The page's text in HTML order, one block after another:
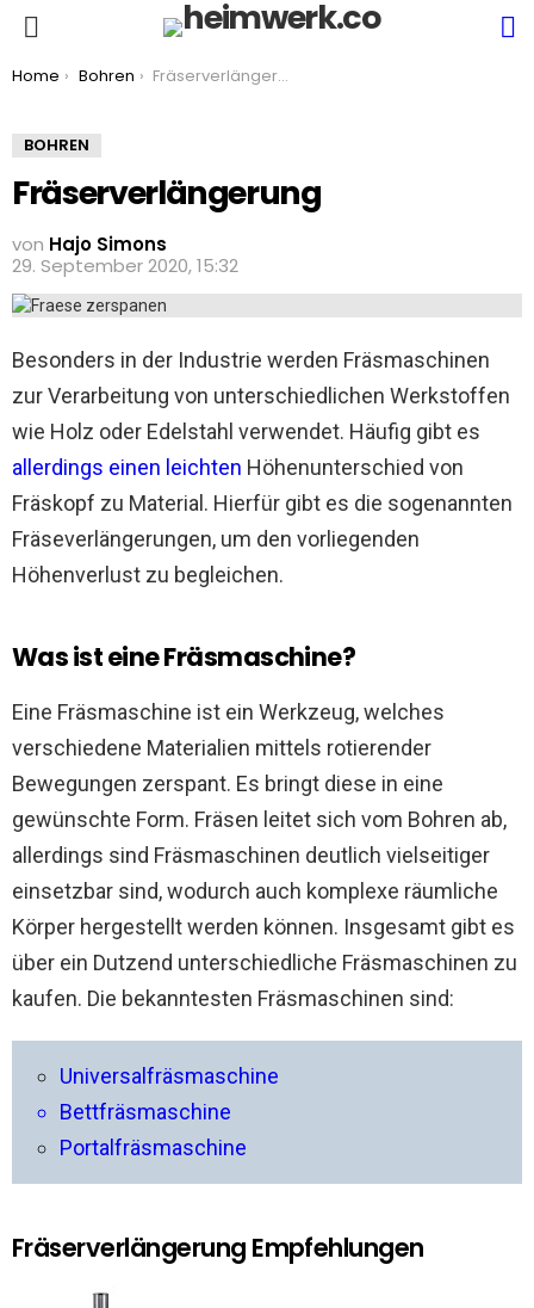
You are here:
Home Bohren Fräserverlängerung
BOHREN
Fräserverlängerung
von Hajo Simons
29. September 2020, 15:32
Besonders in der Industrie werden Fräsmaschinen
zur Verarbeitung von unterschiedlichen Werkstoffen
wie Holz oder Edelstahl verwendet. Häufig gibt es
allerdings einen leichten Höhenunterschied von
Fräskopf zu Material. Hierfür gibt es die sogenannten
Fräseverlängerungen, um den vorliegenden
Höhenverlust zu begleichen.
Was ist eine Fräsmaschine?
Eine Fräsmaschine ist ein Werkzeug, welches
verschiedene Materialien mittels rotierender
Bewegungen zerspant. Es bringt diese in eine
gewünschte Form. Fräsen leitet sich vom Bohren ab,
allerdings sind Fräsmaschinen deutlich vielseitiger
einsetzbar sind, wodurch auch komplexe räumliche
Körper hergestellt werden können. Insgesamt gibt es
über ein Dutzend unterschiedliche Fräsmaschinen zu
kaufen. Die bekanntesten Fräsmaschinen sind:
Universalfräsmaschine
Bettfräsmaschine
Portalfräsmaschine
Fräserverlängerung Empfehlungen